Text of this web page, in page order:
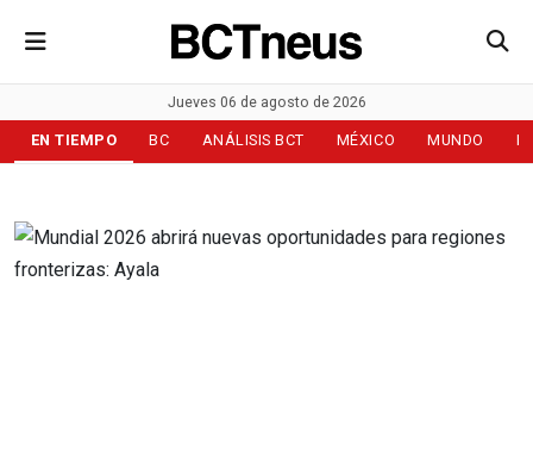
Jueves 06 de agosto de 2026
EN TIEMPO BC ANÁLISIS BCT MÉXICO MUNDO